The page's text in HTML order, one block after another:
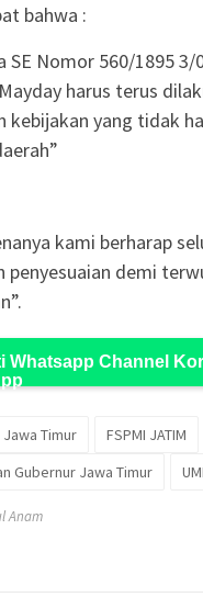
bahwa :
SE Nomor 560/1895
harus terus
kebijakan yang tidak
kami berharap
penyesuaian demi
Whatsapp Channel
Jawa Timur FSPMI JATIM
Gubernur Jawa Timur
Anam